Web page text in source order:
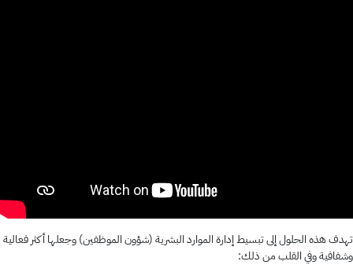
تهدف هذه الحلول إلى تبسيط إدارة الموارد البشرية (شؤون الموظفين) وجعلها أكثر فعالية
وشفافية وفي القلب من ذلك: